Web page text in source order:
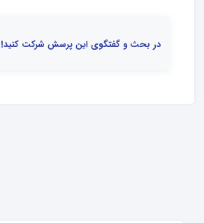
در بحث و گفتگوی این پرسش شرکت کنید!